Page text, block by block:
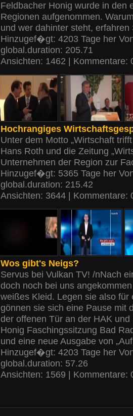
Feldbacher Honig wurde in den
Regionen aufgenommen.
und wer dahinter steht,
Hinzugef�gt: 4203 Tage her
global.duration: 205.71
Ansichten: 1462 | Kommentare:
Hochrangiges
Unter dem Motto „Wirtschaft
Hans Roth und die Zeitung
Unternehmen der Region zur
Hinzugef�gt: 5365 Tage her
global.duration: 215.42
Ansichten: 3644 | Kommentare:
Wos gibt's Neigs?
Servus bei Vulkan TV! /nNach
doch noch bei uns
weißes Kleid. Legen sie also
gönnen sie sich eine Pause mit
der offenen Tür an der HAK
Honig Faschingssitzung Bad
und eine neue Ausgabe von
Hinzugef�gt: 4203 Tage her
global.duration: 57.26
Ansichten: 1569 | Kommentare: